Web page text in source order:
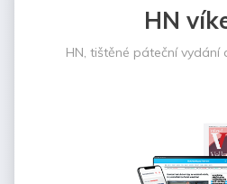
HN
HN, tištěné páteční vydání